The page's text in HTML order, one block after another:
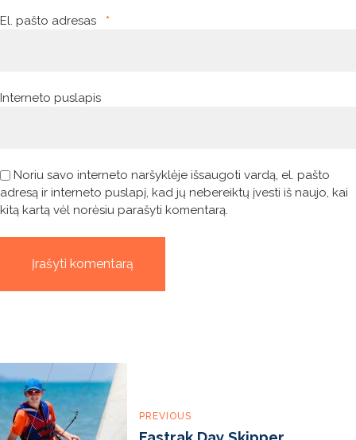
El. pašto adresas *
Interneto puslapis
Noriu savo interneto naršyklėje išsaugoti vardą, el. pašto
adresą ir interneto puslapį, kad jų nebereiktų įvesti iš naujo, kai
kitą kartą vėl norėsiu parašyti komentarą.
Navigacija
tarp
PREVIOUS